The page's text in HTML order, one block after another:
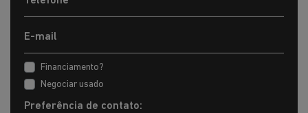
Financiamento?
Negociar usado
Preferência de contato: